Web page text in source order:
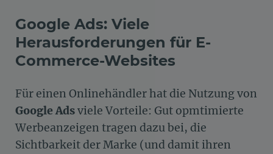
Google Ads: Viele
Herausforderungen für E-
Commerce-Websites
Für einen Onlinehändler hat die Nutzung von
Google Adsviele Vorteile: Gut opmtimierte
Werbeanzeigen tragen dazu bei, die
Sichtbarkeit der Marke (und damit ihren